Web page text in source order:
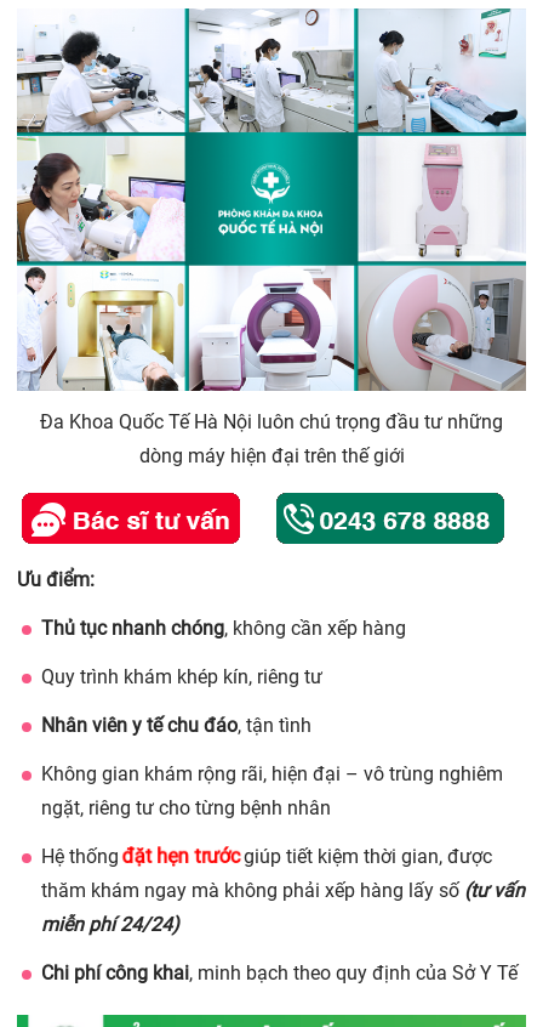
Đa Khoa Quốc Tế Hà Nội luôn chú trọng đầu tư những
dòng máy hiện đại trên thế giới
Ưu điểm:
Thủ tục nhanh chóng, không cần xếp hàng
Quy trình khám khép kín, riêng tư
Nhân viên y tế chu đáo, tận tình
Không gian khám rộng rãi, hiện đại – vô trùng nghiêm
ngặt, riêng tư cho từng bệnh nhân
Hệ thốngđặt hẹn trướcgiúp tiết kiệm thời gian, được
thăm khám ngay mà không phải xếp hàng lấy số (tư vấn
miễn phí 24/24)
Chi phí công khai, minh bạch theo quy định của Sở Y Tế